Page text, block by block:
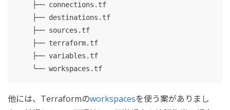
    ├── connections.tf
    ├── destinations.tf
    ├── sources.tf
    ├── terraform.tf
    ├── variables.tf
他には、Terraformのworkspacesを使う案がありまし